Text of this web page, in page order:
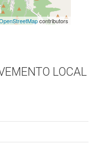
contributors
LOCAL